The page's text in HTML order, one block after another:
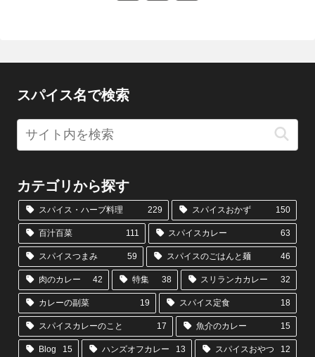
スパイス名で検索
カテゴリから探す
スパイス・ハーブ料理 229 スパイスおかず 150
百汁百菜 111 スパイスカレー 63
スパイスつまみ 59 スパイスのごはんと麺 46
肉のカレー 42 特集 38 スリランカカレー 32
カレーの副菜 19 スパイス定食 18
スパイスカレーのこと 17 魚介のカレー 15
Blog 15 ハンズオフカレー 13 スパイスおやつ 12